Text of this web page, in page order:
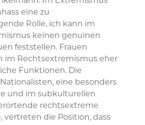
eine zu
Rolle, ich kann im
keinen genuinen
feststellen. Frauen
im Rechtsextremismus eher
Funktionen. Die
eine besonders
und im subkulturellen
rechtsextreme
vertreten die Position, dass